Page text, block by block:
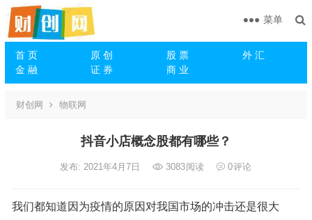
首 页 原 创 股 票
外 汇
金 融
证 券 商 业
菜单
财创网 物联网
抖音小店概念股都有哪些？
发布: 2021年4月7日 3083阅读 0评论
我们都知道因为疫情的原因对我国市场的冲击还是很大